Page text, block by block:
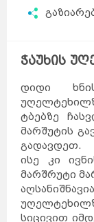
ჭაუხის
დიდი
ტბებზე
მარშუტის
გადავდეთ.
ისე კი
მარშრუტი
სიცივით